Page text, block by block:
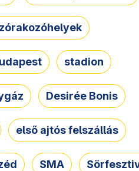
stadion
Desirée Bonis
első ajtós felszállás
SMA